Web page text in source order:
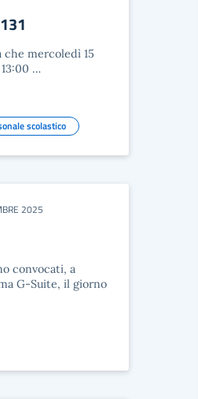
che mercoledì 15
…
scolastico
2025
convocati, a
G-Suite, il giorno